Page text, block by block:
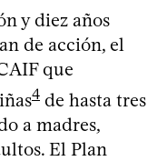
y diez años
de acción, el
que
4 de hasta tres
a madres,
El Plan